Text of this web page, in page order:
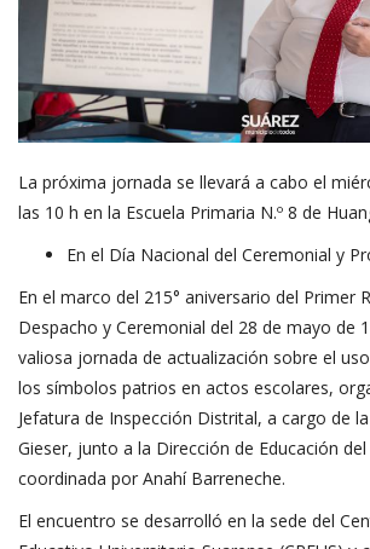
La próxima jornada se llevará a cabo el
las 10 h en la Escuela Primaria N.º 8 de
En el Día Nacional del Ceremonial y
En el marco del 215° aniversario del Primer
Despacho y Ceremonial del 28 de mayo de
valiosa jornada de actualización sobre el
los símbolos patrios en actos escolares,
Jefatura de Inspección Distrital, a cargo de
Gieser, junto a la Dirección de Educación
coordinada por Anahí Barreneche.
El encuentro se desarrolló en la sede del